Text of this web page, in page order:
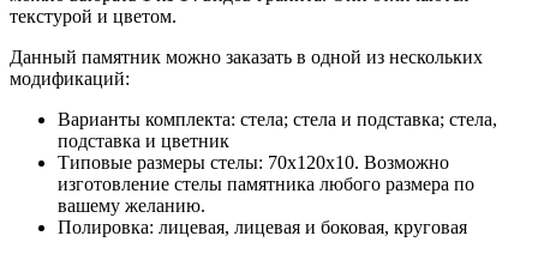
текстурой и цветом.
Данный памятник можно заказать в одной из нескольких
модификаций:
Варианты комплекта: стела; стела и подставка; стела,
подставка и цветник
Типовые размеры стелы: 70х120х10. Возможно
изготовление стелы памятника любого размера по
вашему желанию.
Полировка: лицевая, лицевая и боковая, круговая